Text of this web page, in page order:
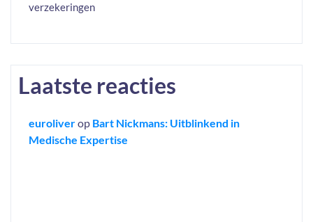
verzekeringen
Laatste reacties
euroliverop Bart Nickmans: Uitblinkend in
Medische Expertise